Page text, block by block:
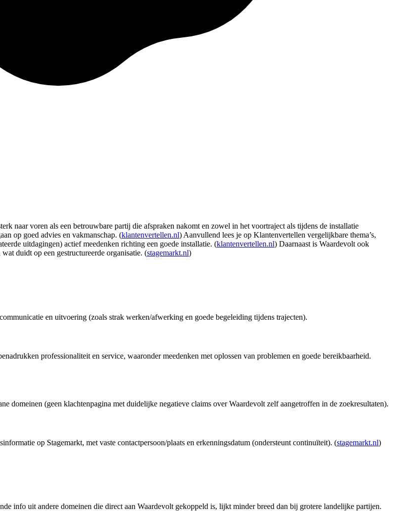
naar voren als een betrouwbare partij die afspraken nakomt en zowel in het voortraject als tijdens de installatie
op goed advies en vakmanschap. (klantenvertellen.nl) Aanvullend lees je op Klantenvertellen vergelijkbare thema’s,
uitdagingen) actief meedenken richting een goede installatie. (klantenvertellen.nl) Daarnaast is Waardevolt ook
duidt op een gestructureerde organisatie. (stagemarkt.nl)
en uitvoering (zoals strak werken/afwerking en goede begeleiding tijdens trajecten).
professionaliteit en service, waaronder meedenken met oplossen van problemen en goede bereikbaarheid.
domeinen (geen klachtenpagina met duidelijke negatieve claims over Waardevolt zelf aangetroffen in de zoekresultaten).
op Stagemarkt, met vaste contactpersoon/plaats en erkenningsdatum (ondersteunt continuïteit). (stagemarkt.nl)
info uit andere domeinen die direct aan Waardevolt gekoppeld is, lijkt minder breed dan bij grotere landelijke partijen.